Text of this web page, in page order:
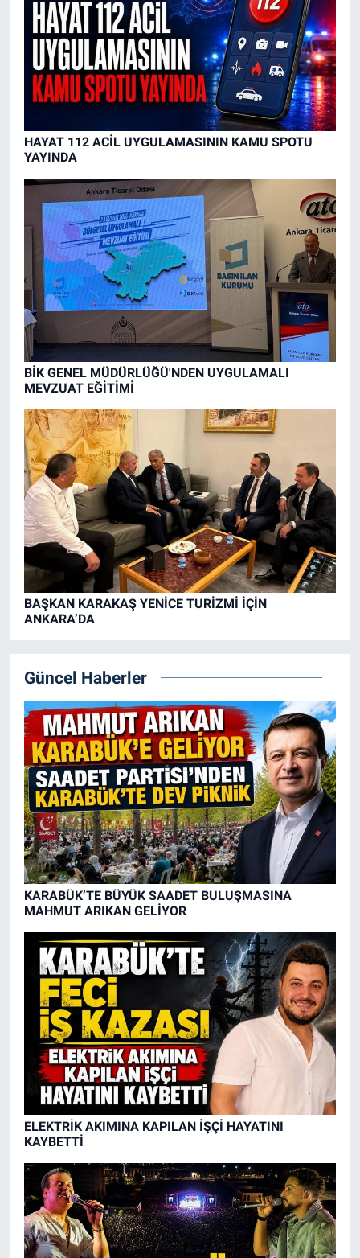
HAYAT 112 ACİL UYGULAMASININ KAMU SPOTU
YAYINDA
BİK GENEL MÜDÜRLÜĞÜ'NDEN UYGULAMALI
MEVZUAT EĞİTİMİ
BAŞKAN KARAKAŞ YENİCE TURİZMİ İÇİN
ANKARA’DA
Güncel Haberler
KARABÜK’TE BÜYÜK SAADET BULUŞMASINA
MAHMUT ARIKAN GELİYOR
ELEKTRİK AKIMINA KAPILAN İŞÇİ HAYATINI
KAYBETTİ